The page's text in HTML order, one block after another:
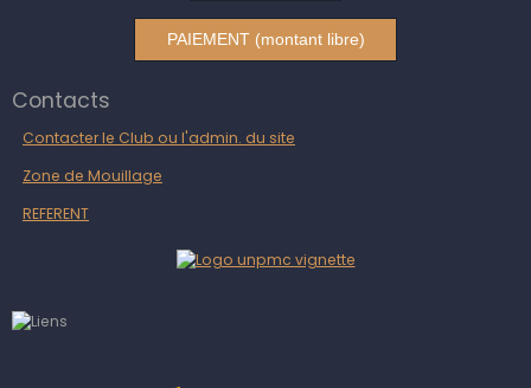
PAIEMENT (montant libre)
Contacts
Contacter le Club ou l'admin. du site
Zone de Mouillage
REFERENT